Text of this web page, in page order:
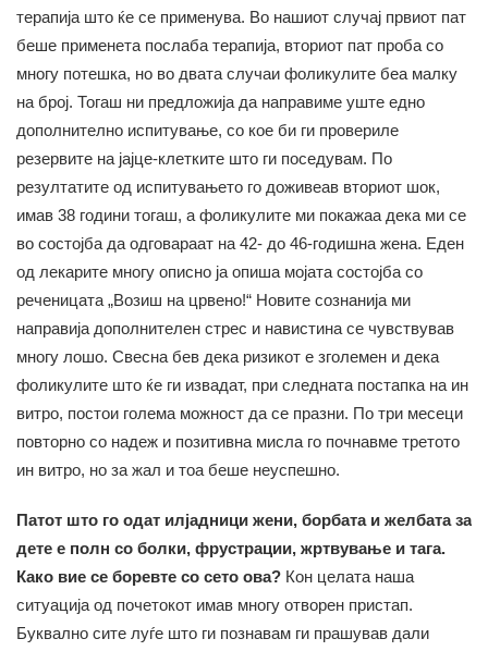
терапија што ќе се применува. Во нашиот случај првиот пат
беше применета послаба терапија, вториот пат проба со
многу потешка, но во двата случаи фоликулите беа малку
на број. Тогаш ни предложија да направиме уште едно
дополнително испитување, со кое би ги провериле
резервите на јајце-клетките што ги поседувам. По
резултатите од испитувањето го доживеав вториот шок,
имав 38 години тогаш, а фоликулите ми покажаа дека ми се
во состојба да одговараат на 42- до 46-годишна жена. Еден
од лекарите многу описно ја опиша мојата состојба со
реченицата „Возиш на црвено!“ Новите сознанија ми
направија дополнителен стрес и навистина се чувствував
многу лошо. Свесна бев дека ризикот е зголемен и дека
фоликулите што ќе ги извадат, при следната постапка на ин
витро, постои голема можност да се празни. По три месеци
повторно со надеж и позитивна мисла го почнавме третото
ин витро, но за жал и тоа беше неуспешно.
Патот што го одат илјадници жени, борбата и желбата за
дете е полн со болки, фрустрации, жртвување и тага.
Како вие се боревте со сето ова? Кон целата наша
ситуација од почетокот имав многу отворен пристап.
Буквално сите луѓе што ги познавам ги прашував дали